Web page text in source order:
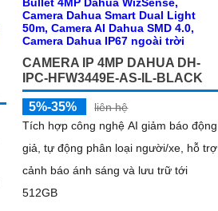
CAMERA IP 4MP DAHUA DH-
IPC-HFW3449E-AS-IL-BLACK
5%-35%
liên hệ
Tích hợp công nghệ AI giảm báo động
giả, tự động phân loại người/xe, hỗ trợ
cảnh báo ánh sáng và lưu trữ tới
512GB